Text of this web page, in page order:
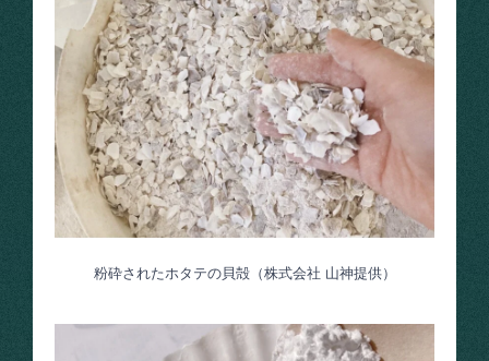
粉砕されたホタテの貝殻（株式会社 山神提供）